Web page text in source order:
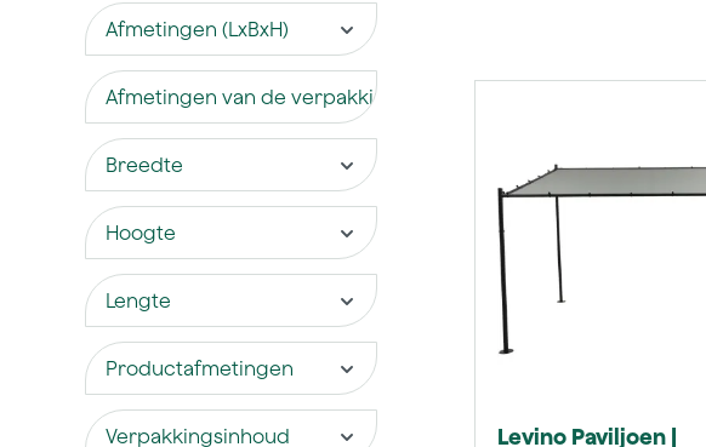
Afmetingen (LxBxH)
Afmetingen van de verpakking
Breedte
Hoogte
Lengte
Productafmetingen
Verpakkingsinhoud
Levino Paviljoen |